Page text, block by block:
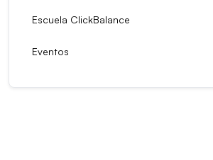
Escuela ClickBalance
Eventos